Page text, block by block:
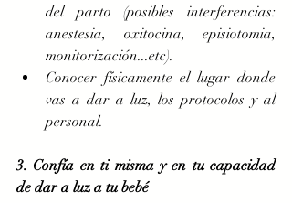
del parto (posibles interferencias:
anestesia, oxitocina, episiotomia,
monitorización...etc).
Conocer físicamente el lugar donde
vas a dar a luz, los protocolos y al
personal.
3. Confía en ti misma y en tu capacidad
de dar a luz a tu bebé